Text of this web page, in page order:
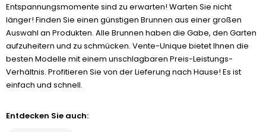
Entspannungsmomente sind zu erwarten! Warten Sie nicht
länger! Finden Sie einen günstigen Brunnen aus einer großen
Auswahl an Produkten. Alle Brunnen haben die Gabe, den Garten
aufzuheitern und zu schmücken. Vente-Unique bietet Ihnen die
besten Modelle mit einem unschlagbaren Preis-Leistungs-
Verhältnis. Profitieren Sie von der Lieferung nach Hause! Es ist
einfach und schnell.
Entdecken Sie auch: